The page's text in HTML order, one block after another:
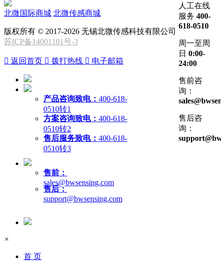
人工在线
服务 400-
618-0510
周一至周
日 0:00-
24:00
售前咨
询：
售后咨
询：
北微国际商城 北微传感商城
版权所有 © 2017-2026 无锡北微传感科技有限公司
苏ICP备14001101号-3
 返回首页  拨打热线  电子邮箱
产品咨询致电： 400-618-
0510转1
方案咨询致电： 400-618-
0510转2
售后服务致电： 400-618-
0510转3
售前：
sales@bwsensing.com
售后：
support@bwsensing.com
×
首 页